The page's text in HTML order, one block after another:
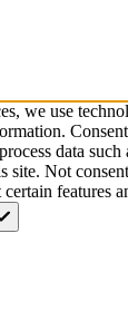
we use
data such
site. Not
features